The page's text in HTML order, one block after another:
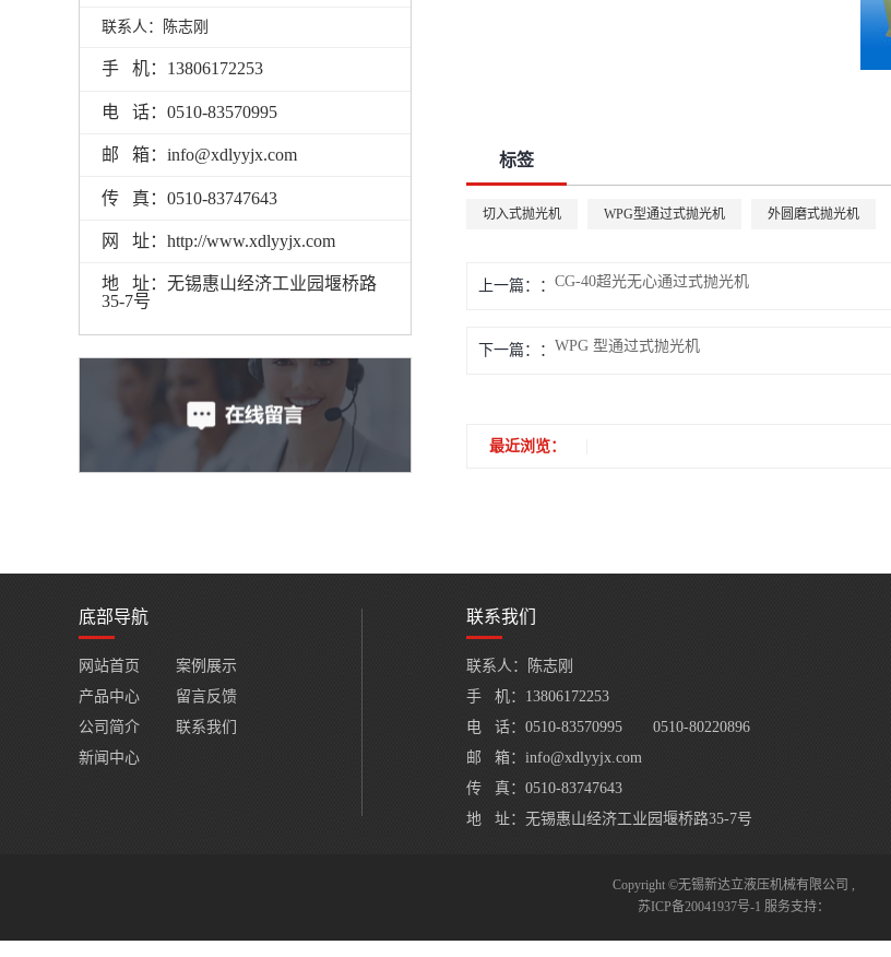
联系人：陈志刚
手 机：13806172253
电 话：0510-83570995
邮 箱：info@xdlyyjx.com
传 真：0510-83747643
网 址：http://www.xdlyyjx.com
地 址：无锡惠山经济工业园堰桥路
35-7号
标签
切入式抛光机 WPG型通过式抛光机 外圆磨式抛光机
上一篇： CG-40超光无心通过式抛光机
下一篇： WPG 型通过式抛光机
最近浏览：
底部导航
网站首页
案例展示
产品中心
留言反馈
公司简介
联系我们
新闻中心
联系我们
联系人：陈志刚
手 机：13806172253
电 话：0510-83570995 0510-80220896
邮 箱：info@xdlyyjx.com
传 真：0510-83747643
地 址：无锡惠山经济工业园堰桥路35-7号
Copyright ©无锡新达立液压机械有限公司 ,
苏ICP备20041937号-1 服务支持：